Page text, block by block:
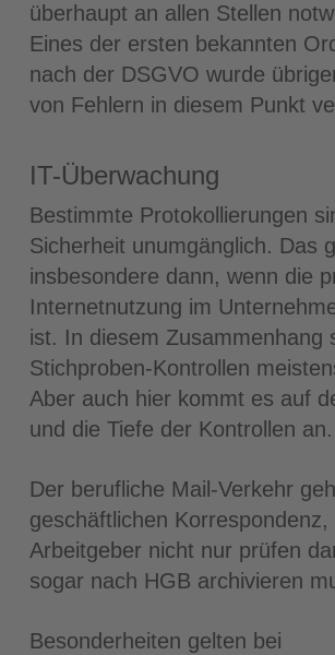
überhaupt an allen Stellen
Eines der ersten bekannten
nach der DSGVO wurde
von Fehlern in diesem Punkt
IT-Überwachung
Bestimmte Protokollierungen
Sicherheit unumgänglich. Das
insbesondere dann, wenn die
Internetnutzung im
ist. In diesem Zusammenhang
Stichproben-Kontrollen
Aber auch hier kommt es auf
und die Tiefe der Kontrollen an.
Der berufliche Mail-Verkehr
geschäftlichen Korrespondenz,
Arbeitgeber nicht nur prüfen
sogar nach HGB archivieren
Besonderheiten gelten bei